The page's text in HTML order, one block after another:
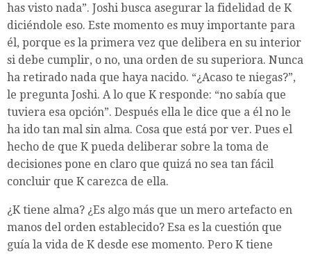
has visto nada”. Joshi busca asegurar la fidelidad de K
diciéndole eso. Este momento es muy importante para
él, porque es la primera vez que delibera en su interior
si debe cumplir, o no, una orden de su superiora. Nunca
ha retirado nada que haya nacido. “¿Acaso te niegas?”,
le pregunta Joshi. A lo que K responde: “no sabía que
tuviera esa opción”. Después ella le dice que a él no le
ha ido tan mal sin alma. Cosa que está por ver. Pues el
hecho de que K pueda deliberar sobre la toma de
decisiones pone en claro que quizá no sea tan fácil
concluir que K carezca de ella.
¿K tiene alma? ¿Es algo más que un mero artefacto en
manos del orden establecido? Esa es la cuestión que
guía la vida de K desde ese momento. Pero K tiene